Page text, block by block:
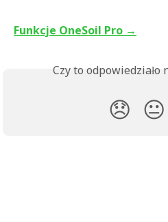
Funkcje OneSoil Pro →
Czy to odpowiedziało
😞 😐